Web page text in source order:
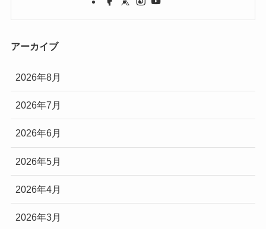
アーカイブ
2026年8月
2026年7月
2026年6月
2026年5月
2026年4月
2026年3月